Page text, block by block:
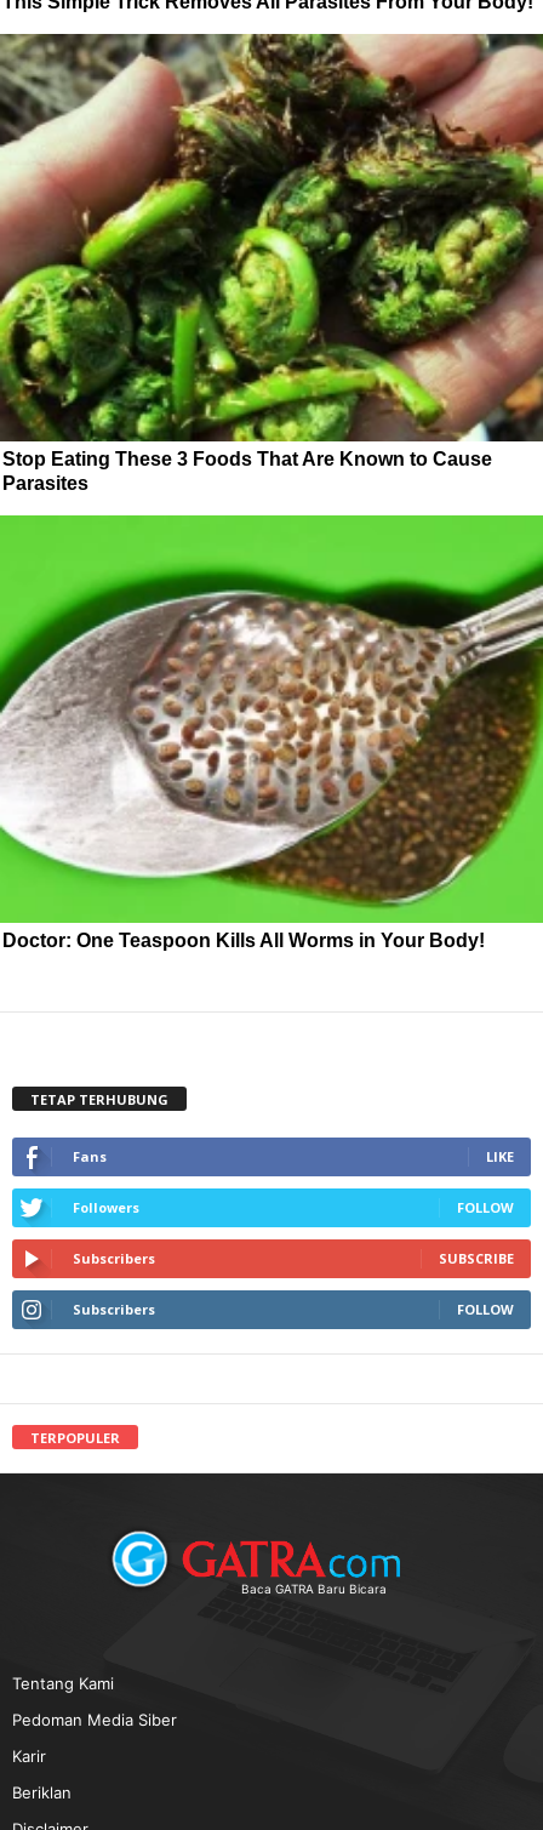
Stop Eating These 3 Foods That Are Known to Cause
Parasites
Doctor: One Teaspoon Kills All Worms in Your Body!
TETAP TERHUBUNG
Fans LIKE
Followers FOLLOW
Subscribers SUBSCRIBE
Subscribers FOLLOW